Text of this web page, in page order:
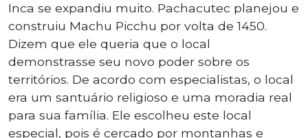
Inca se expandiu muito. Pachacutec planejou e
construiu Machu Picchu por volta de 1450.
Dizem que ele queria que o local
demonstrasse seu novo poder sobre os
territórios. De acordo com especialistas, o local
era um santuário religioso e uma moradia real
para sua família. Ele escolheu este local
especial, pois é cercado por montanhas e